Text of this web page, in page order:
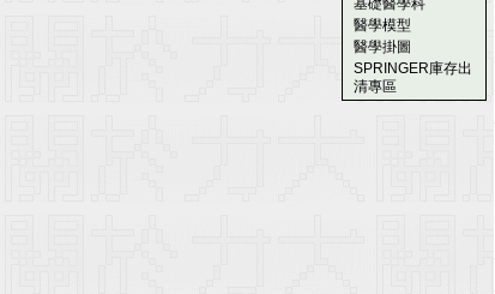
基礎醫學科
醫學模型
醫學掛圖
SPRINGER庫存出
清專區